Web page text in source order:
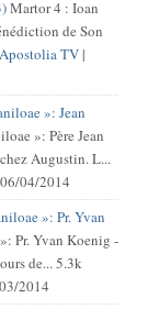
Martor 4 : Ioan
Apostolia TV|
»: Jean
»: Père Jean
Augustin. L...
04/2014
»: Pr. Yvan
Pr. Yvan Koenig -
de...5.3k
2014